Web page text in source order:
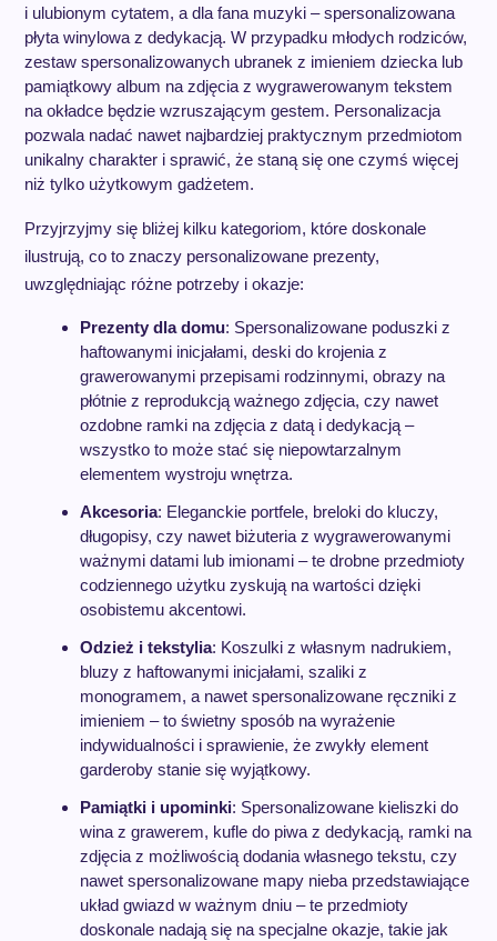
i ulubionym cytatem, a dla fana muzyki – spersonalizowana
płyta winylowa z dedykacją. W przypadku młodych rodziców,
zestaw spersonalizowanych ubranek z imieniem dziecka lub
pamiątkowy album na zdjęcia z wygrawerowanym tekstem
na okładce będzie wzruszającym gestem. Personalizacja
pozwala nadać nawet najbardziej praktycznym przedmiotom
unikalny charakter i sprawić, że staną się one czymś więcej
niż tylko użytkowym gadżetem.
Przyjrzyjmy się bliżej kilku kategoriom, które doskonale
ilustrują, co to znaczy personalizowane prezenty,
uwzględniając różne potrzeby i okazje:
Prezenty dla domu: Spersonalizowane poduszki z
haftowanymi inicjałami, deski do krojenia z
grawerowanymi przepisami rodzinnymi, obrazy na
płótnie z reprodukcją ważnego zdjęcia, czy nawet
ozdobne ramki na zdjęcia z datą i dedykacją –
wszystko to może stać się niepowtarzalnym
elementem wystroju wnętrza.
Akcesoria: Eleganckie portfele, breloki do kluczy,
długopisy, czy nawet biżuteria z wygrawerowanymi
ważnymi datami lub imionami – te drobne przedmioty
codziennego użytku zyskują na wartości dzięki
osobistemu akcentowi.
Odzież i tekstylia: Koszulki z własnym nadrukiem,
bluzy z haftowanymi inicjałami, szaliki z
monogramem, a nawet spersonalizowane ręczniki z
imieniem – to świetny sposób na wyrażenie
indywidualności i sprawienie, że zwykły element
garderoby stanie się wyjątkowy.
Pamiątki i upominki: Spersonalizowane kieliszki do
wina z grawerem, kufle do piwa z dedykacją, ramki na
zdjęcia z możliwością dodania własnego tekstu, czy
nawet spersonalizowane mapy nieba przedstawiające
układ gwiazd w ważnym dniu – te przedmioty
doskonale nadają się na specjalne okazje, takie jak